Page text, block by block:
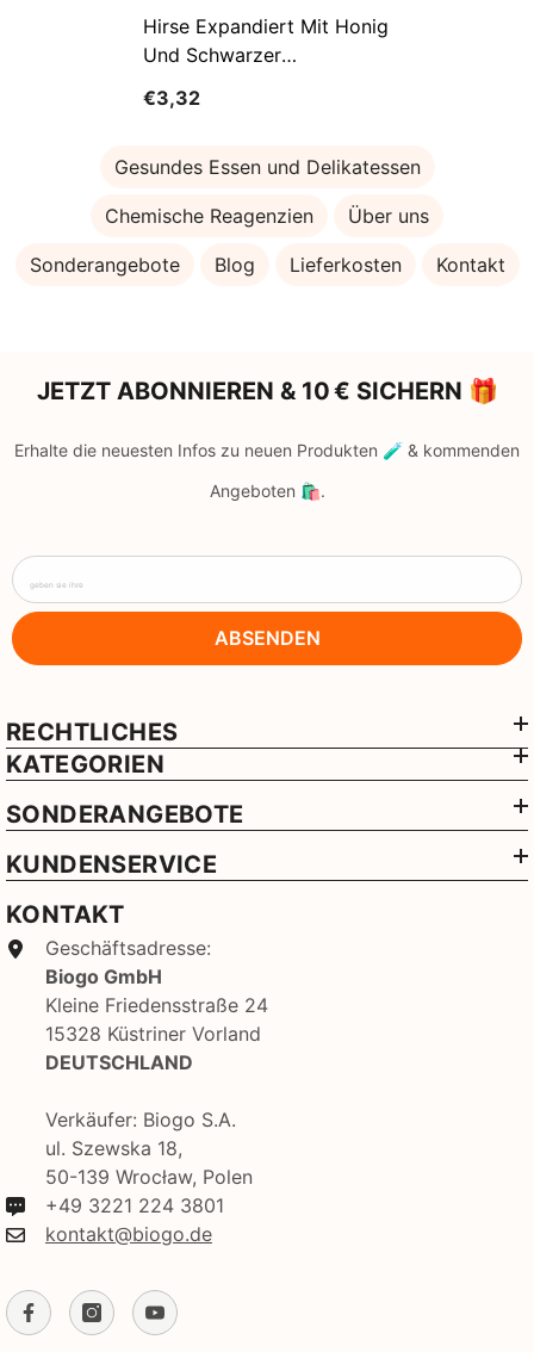
Hirse Expandiert Mit Honig
Und Schwarzer
BIO 170 G - BIOMINKI
€3,32
Gesundes Essen und Delikatessen
Chemische Reagenzien Über uns
Sonderangebote Blog Lieferkosten Kontakt
JETZT ABONNIEREN & 10 € SICHERN 🎁
Erhalte die neuesten Infos zu neuen Produkten 🧪 & kommenden
Angeboten 🛍️.
geben sie ihre
ABSENDEN
RECHTLICHES
KATEGORIEN
SONDERANGEBOTE
KUNDENSERVICE
KONTAKT
Geschäftsadresse:
Biogo GmbH
Kleine Friedensstraße 24
15328 Küstriner Vorland
DEUTSCHLAND
Verkäufer: Biogo S.A.
ul. Szewska 18,
50-139 Wrocław, Polen
+49 3221 224 3801
kontakt@biogo.de